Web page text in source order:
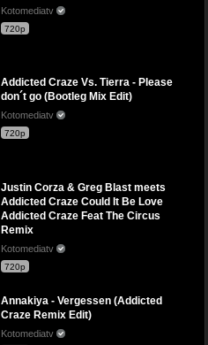
Kotomediatv
720p
Addicted Craze Vs. Tierra - Please
don´t go (Bootleg Mix Edit)
Kotomediatv
720p
Justin Corza & Greg Blast meets
Addicted Craze Could It Be Love
Addicted Craze Feat The Circus
Remix
Kotomediatv
720p
Annakiya - Vergessen (Addicted
Craze Remix Edit)
Kotomediatv